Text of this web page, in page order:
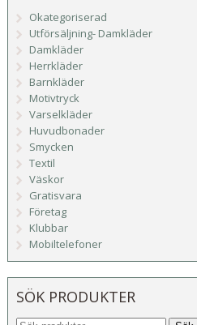
Okategoriserad
Utförsäljning- Damkläder
Damkläder
Herrkläder
Barnkläder
Motivtryck
Varselkläder
Huvudbonader
Smycken
Textil
Väskor
Gratisvara
Företag
Klubbar
Mobiltelefoner
SÖK PRODUKTER